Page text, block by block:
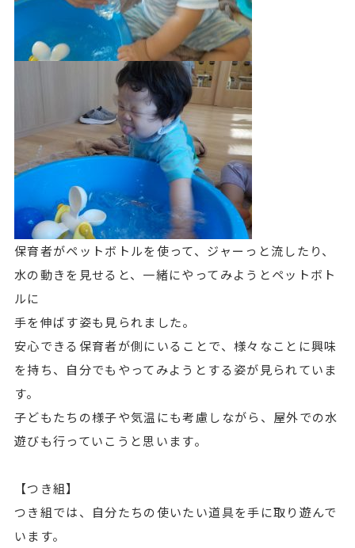
保育者がペットボトルを使って、ジャーっと流したり、
水の動きを見せると、一緒にやってみようとペットボト
ルに
手を伸ばす姿も見られました。
安心できる保育者が側にいることで、様々なことに興味
を持ち、自分でもやってみようとする姿が見られていま
す。
子どもたちの様子や気温にも考慮しながら、屋外での水
遊びも行っていこうと思います。
【つき組】
つき組では、自分たちの使いたい道具を手に取り遊んで
います。